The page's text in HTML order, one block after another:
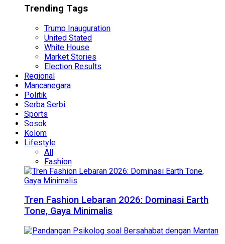
Trending Tags
Trump Inauguration
United Stated
White House
Market Stories
Election Results
Regional
Mancanegara
Politik
Serba Serbi
Sports
Sosok
Kolom
Lifestyle
All
Fashion
Tren Fashion Lebaran 2026: Dominasi Earth
Tone, Gaya Minimalis